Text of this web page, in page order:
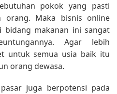
pokok yang pasti
orang. Maka bisnis online
bidang makanan ini sangat
Agar lebih
untuk semua usia baik itu
orang dewasa.
juga berpotensi pada